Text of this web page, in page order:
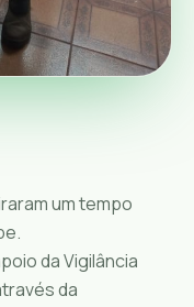
um tempo
da Vigilância
da